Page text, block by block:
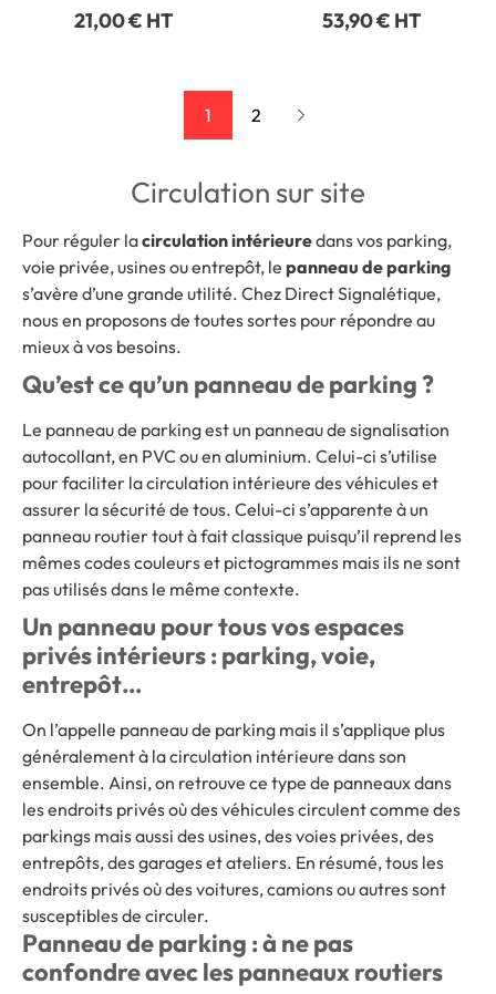
21,00 € HT 53,90 € HT
1 2
Circulation sur site
Pour réguler lacirculation intérieuredans vos parking,
voie privée, usines ou entrepôt, le panneau de parking
s’avère d’une grande utilité. Chez Direct Signalétique,
nous en proposons de toutes sortes pour répondre au
mieux à vos besoins.
Qu’est ce qu’un panneau de parking ?
Le panneau de parking est un panneau de signalisation
autocollant, en PVC ou en aluminium. Celui-ci s’utilise
pour faciliter la circulation intérieure des véhicules et
assurer la sécurité de tous. Celui-ci s’apparente à un
panneau routier tout à fait classique puisqu’il reprend les
mêmes codes couleurs et pictogrammes mais ils ne sont
pas utilisés dans le même contexte.
Un panneau pour tous vos espaces
privés intérieurs : parking, voie,
entrepôt…
On l’appelle panneau de parking mais il s’applique plus
généralement à la circulation intérieure dans son
ensemble. Ainsi, on retrouve ce type de panneaux dans
les endroits privés où des véhicules circulent comme des
parkings mais aussi des usines, des voies privées, des
entrepôts, des garages et ateliers. En résumé, tous les
endroits privés où des voitures, camions ou autres sont
susceptibles de circuler.
Panneau de parking : à ne pas
confondre avec les panneaux routiers